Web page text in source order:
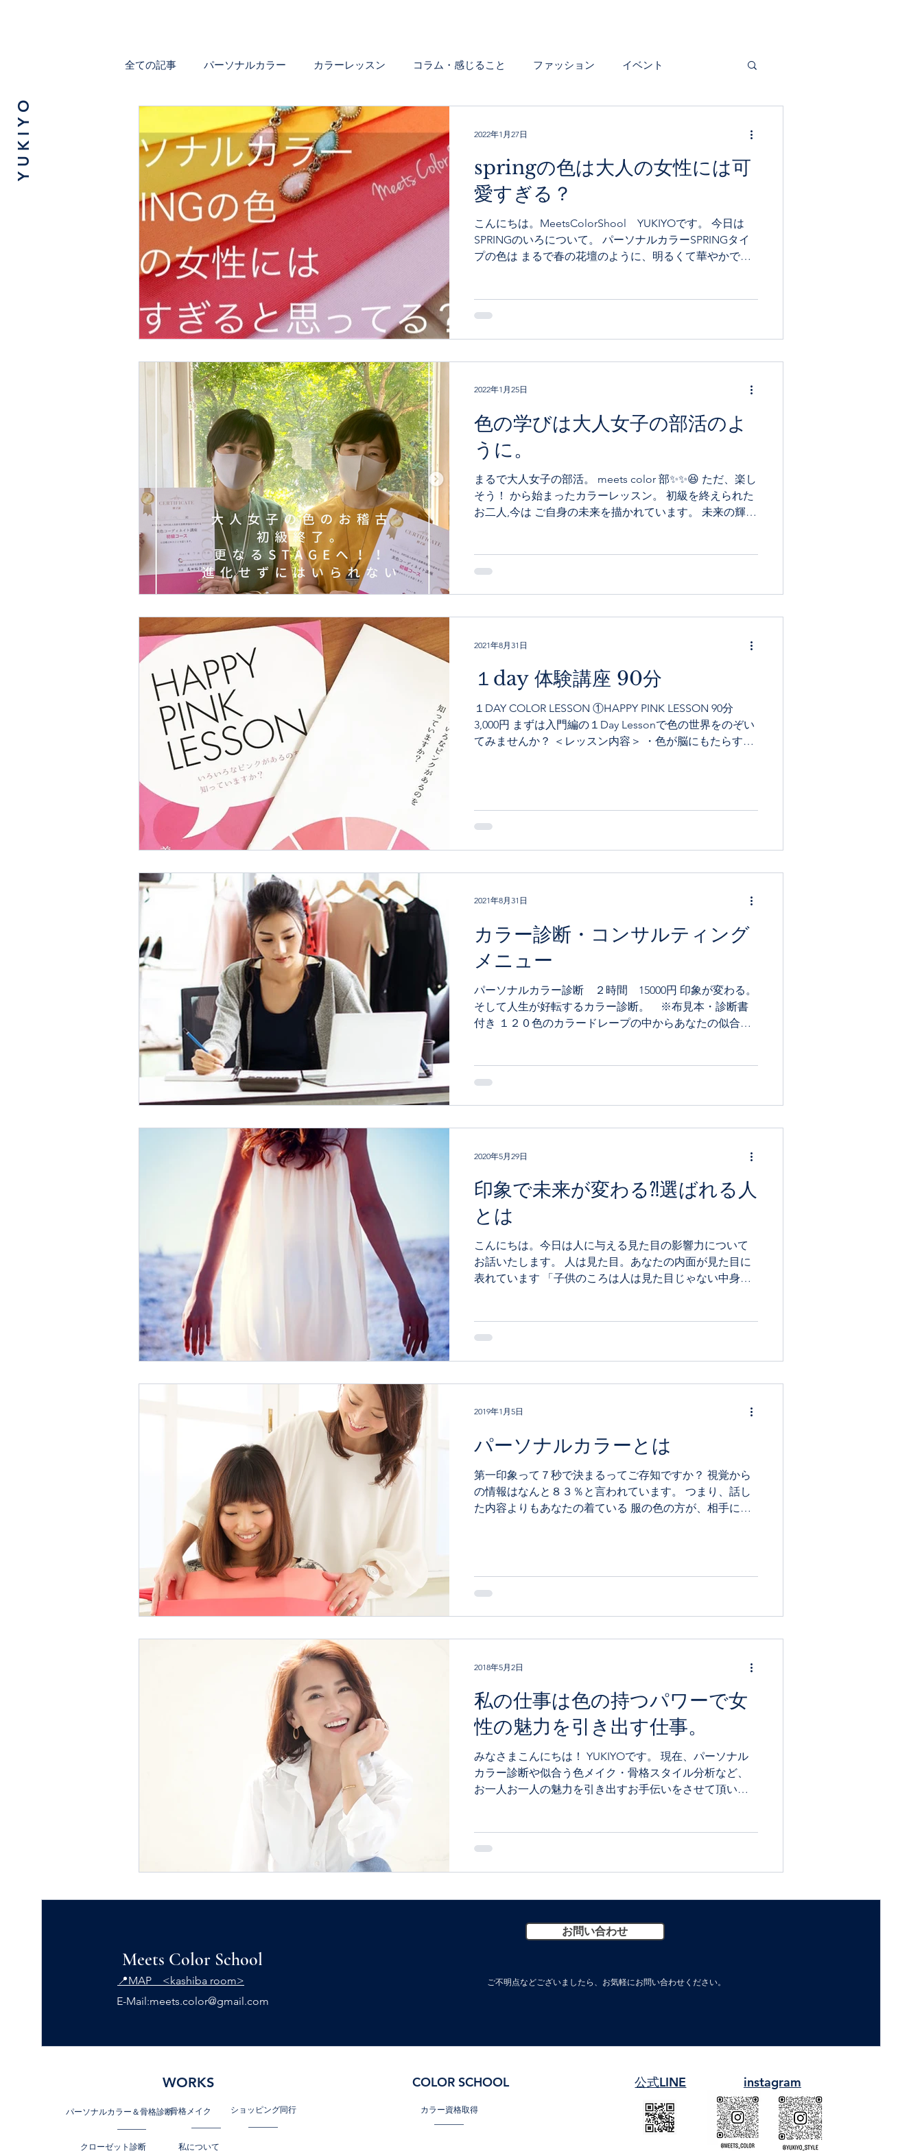
Y U K I Y O
全ての記事 パーソナルカラー カラーレッスン コラム・感じること ファッション イベント
大人の女性の気になること いろんなシーンの色について
springの色は大人の女性には可
愛すぎる？
こんにちは。MeetsColorShool YUKIYOです。 今日は
SPRINGのいろについて。 パーソナルカラーSPRINGタイ
プの色は まるで春の花壇のように、明るくて華やかでク
2022年1月27日
色の学びは大人女子の部活のよ
うに。
まるで大人女子の部活。 meets color 部✨✨😆 ただ、楽し
そう！ から始まったカラーレッスン。 初級を終えられた
お二人,今は ご自身の未来を描かれています。 未来の輝い
2022年1月25日
１day 体験講座 90分
１DAY COLOR LESSON ①HAPPY PINK LESSON 90分
3,000円 まずは入門編の１Day Lessonで色の世界をのぞい
てみませんか？ ＜レッスン内容＞ ・色が脳にもたらす働
2021年8月31日
カラー診断・コンサルティング
メニュー
パーソナルカラー診断 ２時間 15000円 印象が変わる。
そして人生が好転するカラー診断。 ※布見本・診断書
付き １２０色のカラードレープの中からあなたの似合う
2021年8月31日
印象で未来が変わる⁈選ばれる人
とは
こんにちは。今日は人に与える見た目の影響力について
お話いたします。 人は見た目。あなたの内面が見た目に
表れています 「子供のころは人は見た目じゃない中身だ
2020年5月29日
パーソナルカラーとは
第一印象って７秒で決まるってご存知ですか？ 視覚から
の情報はなんと８３％と言われています。 つまり、話し
た内容よりもあなたの着ている 服の色の方が、相手には
2019年1月5日
私の仕事は色の持つパワーで女
性の魅力を引き出す仕事。
みなさまこんにちは！ YUKIYOです。 現在、パーソナル
カラー診断や似合う色メイク・骨格スタイル分析など、
お一人お一人の魅力を引き出すお手伝いをさせて頂いて
2018年5月2日
Meets Color School
📍MAP <kashiba room>
E-Mail:meets.color@gmail.com
ご不明点などございましたら、お気軽に​お問い合わせください。
お問い合わせ
WORKS
パーソナルカラー＆骨格診断 ショッピング同行
骨格メイク
クローゼット診断 私について
COLOR SCHOOL
カラー資格取得
​公式LINE instagram